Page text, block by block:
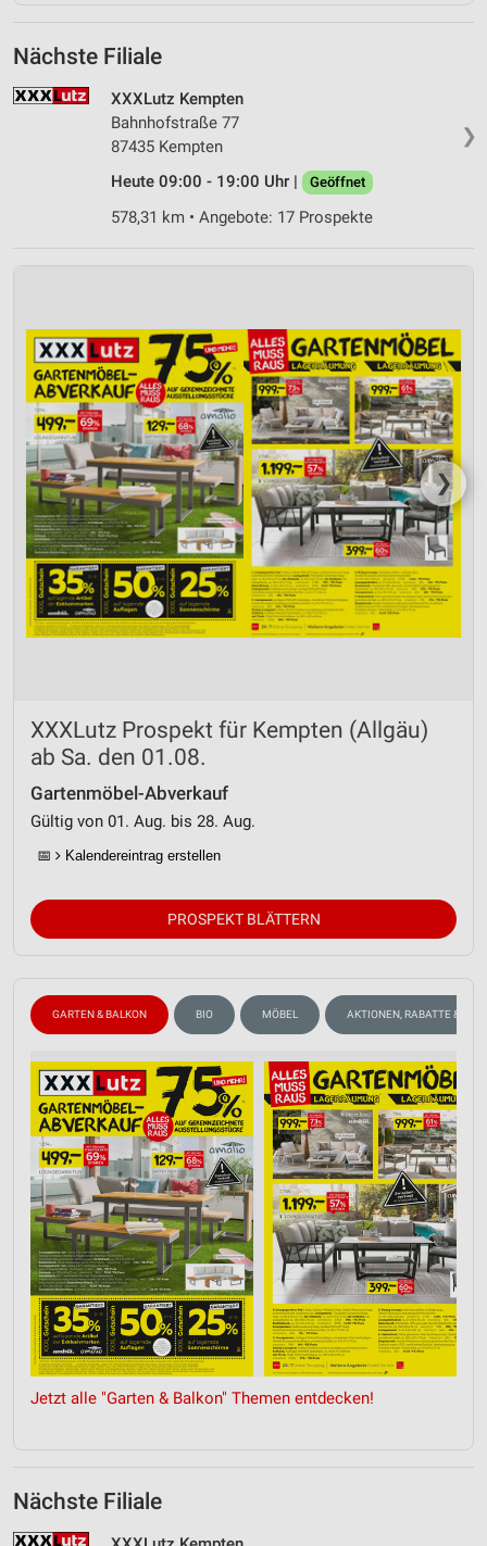
Nächste Filiale
❯
XXXLutz Kempten
Bahnhofstraße 77
87435 Kempten
Heute 09:00 - 19:00 Uhr |
Geöffnet
578,31 km • Angebote: 17 Prospekte
❯
XXXLutz Prospekt für Kempten (Allgäu)
ab Sa. den 01.08.
Gartenmöbel-Abverkauf
Gültig von 01. Aug. bis 28. Aug.
📅 Kalendereintrag erstellen
PROSPEKT BLÄTTERN
GARTEN & BALKON BIO MÖBEL AKTIONEN, RABATTE &
Jetzt alle "Garten & Balkon" Themen entdecken!
Nächste Filiale